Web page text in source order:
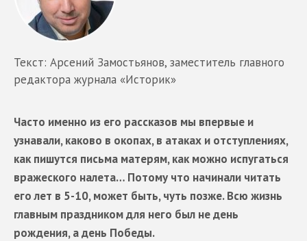
Текст: Арсений Замостьянов, заместитель главного
редактора журнала «Историк»
Часто именно из его рассказов мы впервые и
узнавали, каково в окопах, в атаках и отступлениях,
как пишутся письма матерям, как можно испугаться
вражеского налета… Потому что начинали читать
его лет в 5-10, может быть, чуть позже. Всю жизнь
главным праздником для него был не день
рождения, а день Победы.